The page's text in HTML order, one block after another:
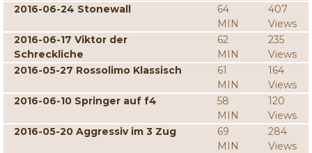
2016-06-24 Stonewall
64
MIN
407
Views
2016-06-17 Viktor der
Schreckliche
62
MIN
235
Views
2016-05-27 Rossolimo Klassisch
61
MIN
164
Views
2016-06-10 Springer auf f4
58
MIN
120
Views
2016-05-20 Aggressiv im 3 Zug
69
MIN
284
Views